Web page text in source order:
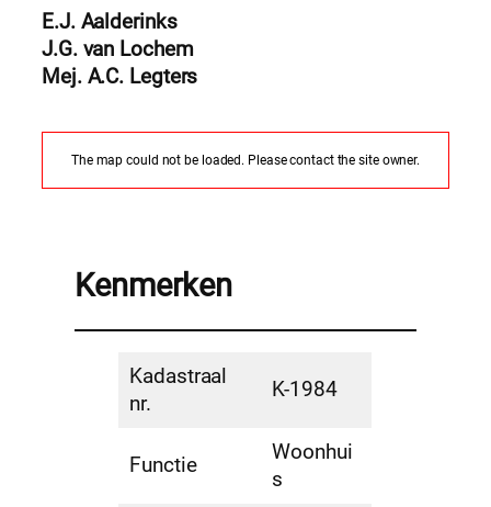
E.J. Aalderinks
J.G. van Lochem
Mej. A.C. Legters
The map could not be loaded. Please contact the site owner.
Kenmerken
Kadastraal
nr.
K-1984
Functie
Woonhui
s